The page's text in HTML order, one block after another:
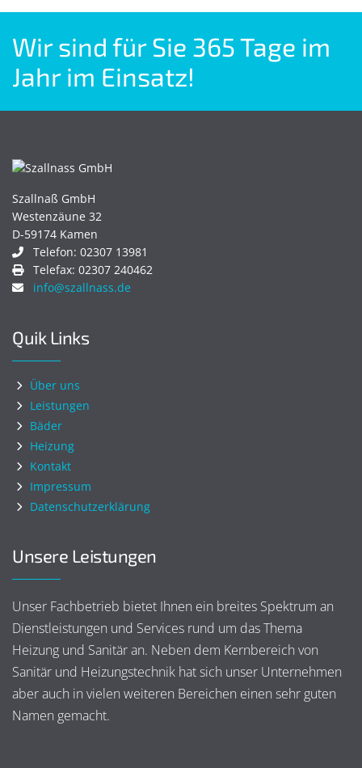
Wir sind für Sie 365 Tage im
Jahr im Einsatz!
Szallnaß GmbH
Westenzäune 32
D-59174 Kamen
Telefon: 02307 13981
Telefax: 02307 240462
info@szallnass.de
Quik Links
Über uns
Leistungen
Bäder
Heizung
Kontakt
Impressum
Datenschutzerklärung
Unsere Leistungen
Unser Fachbetrieb bietet Ihnen ein breites Spektrum an
Dienstleistungen und Services rund um das Thema
Heizung und Sanitär an. Neben dem Kernbereich von
Sanitär und Heizungstechnik hat sich unser Unternehmen
aber auch in vielen weiteren Bereichen einen sehr guten
Namen gemacht.